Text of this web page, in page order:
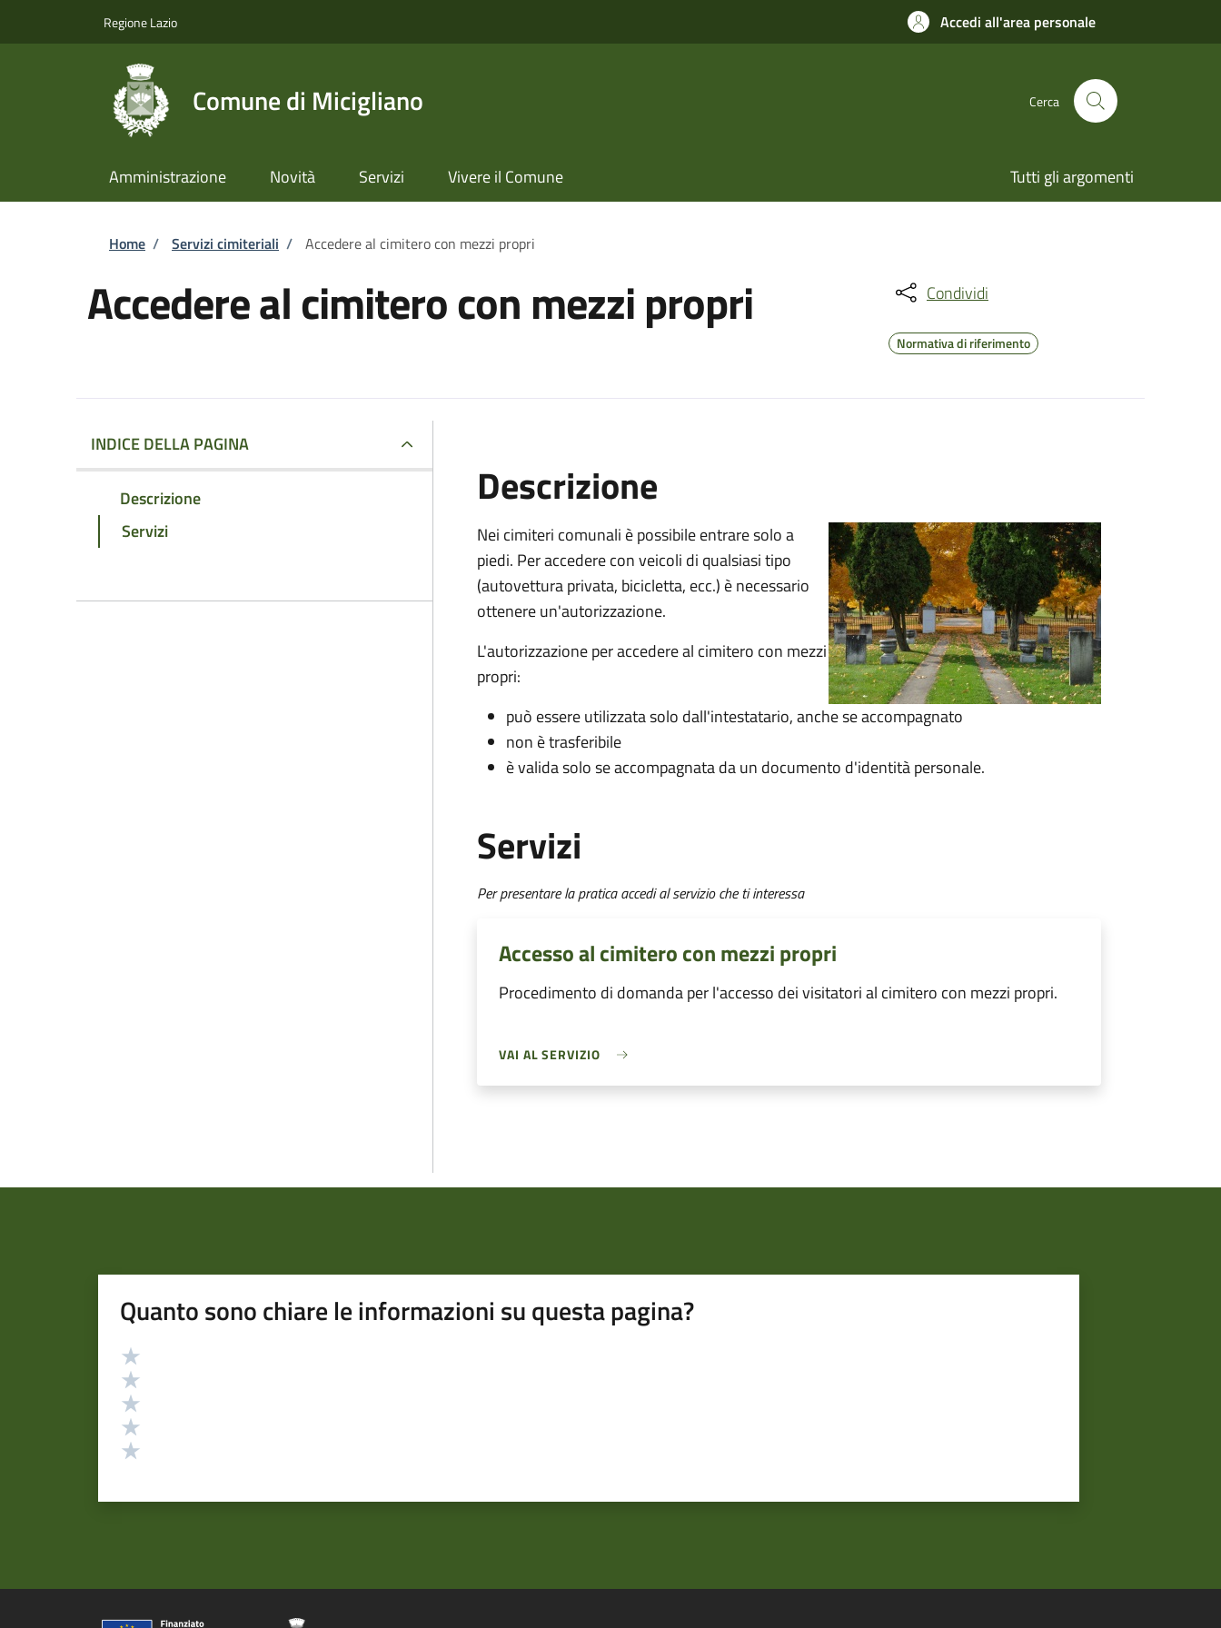
Regione Lazio Accedi all'area personale
Comune di Micigliano Cerca
Amministrazione Novità Servizi Vivere il Comune Tutti gli argomenti
Briciole di pane
Home / Servizi cimiteriali / Accedere al cimitero con mezzi propri
Accedere al cimitero con mezzi propri Condividi
Normativa di riferimento
INDICE DELLA PAGINA
Descrizione
Servizi
Descrizione
Nei cimiteri comunali è possibile entrare solo a
piedi. Per accedere con veicoli di qualsiasi tipo
(autovettura privata, bicicletta, ecc.) è necessario
ottenere un'autorizzazione.
L'autorizzazione per accedere al cimitero con mezzi
propri:
può essere utilizzata solo dall'intestatario, anche se accompagnato
non è trasferibile
è valida solo se accompagnata da un documento d'identità personale.
Servizi
Per presentare la pratica accedi al servizio che ti interessa
Accesso al cimitero con mezzi propri
Procedimento di domanda per l'accesso dei visitatori al cimitero con mezzi propri.
VAI AL SERVIZIO
Quanto sono chiare le informazioni su questa pagina?
Valutazione